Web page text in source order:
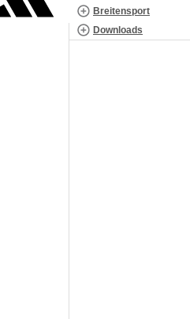
Breitensport
Downloads